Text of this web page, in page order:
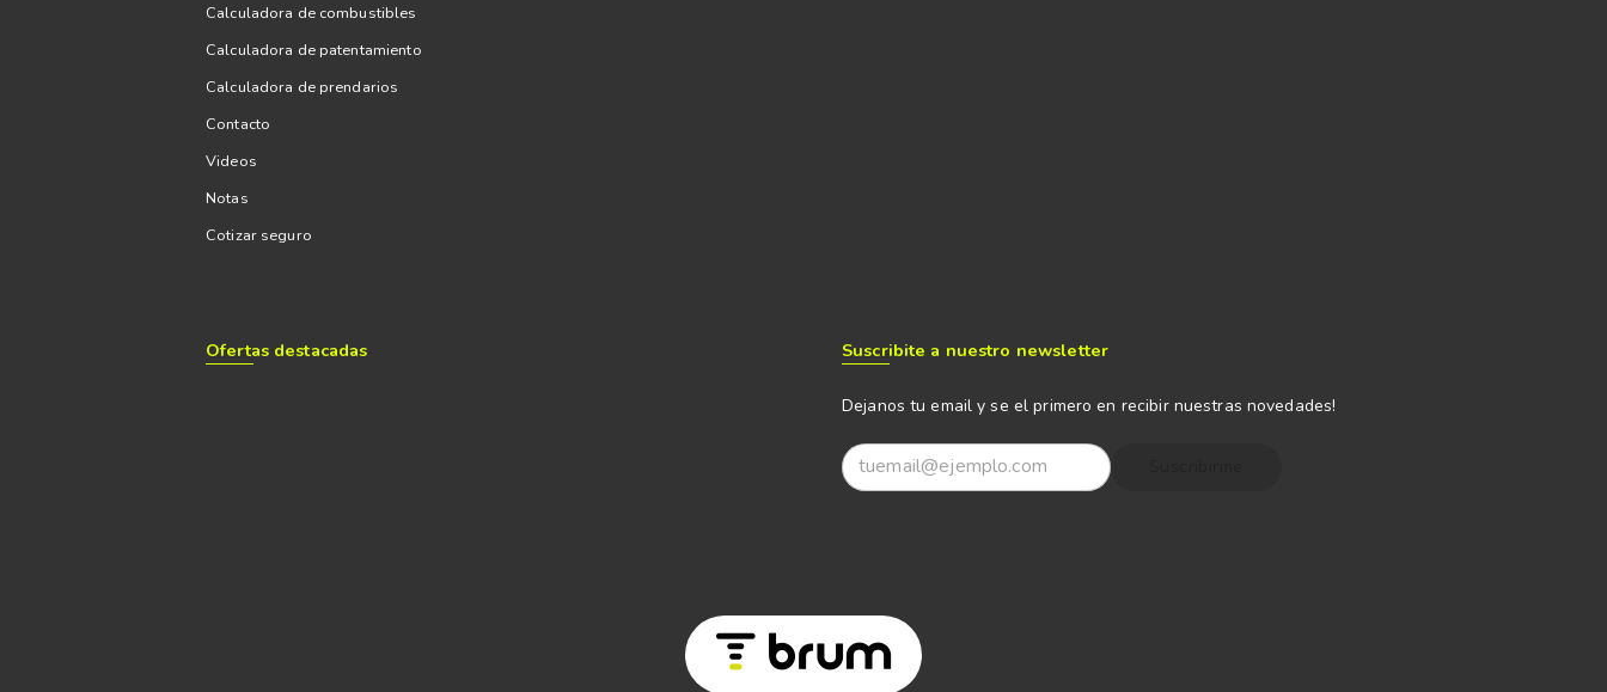
Calculadora de combustibles
Calculadora de patentamiento
Calculadora de prendarios
Contacto
Videos
Notas
Cotizar seguro
Ofertas destacadas Suscribite a nuestro newsletter
Dejanos tu email y se el primero en recibir nuestras novedades!